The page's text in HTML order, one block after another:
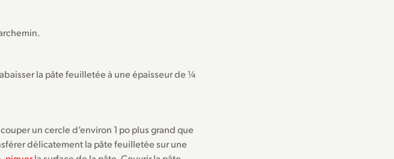
la pâte feuilletée à une épaisseur de ¼
un cercle d’environ 1 po plus grand que
délicatement la pâte feuilletée sur une